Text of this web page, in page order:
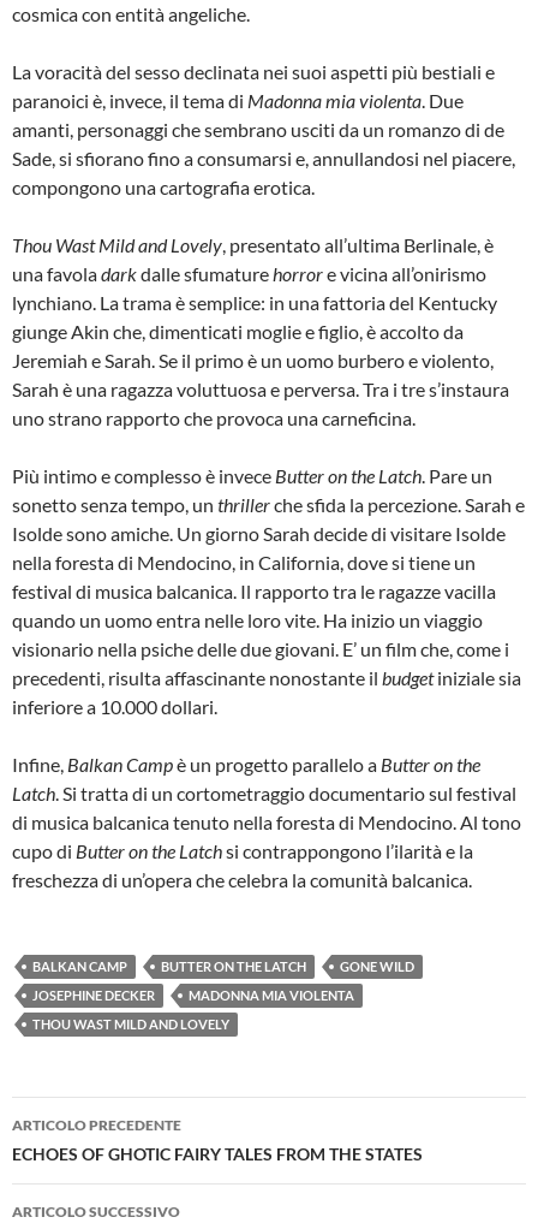
cosmica con entità angeliche.
La voracità del sesso declinata nei suoi aspetti più bestiali e
paranoici è, invece, il tema di Madonna mia violenta. Due
amanti, personaggi che sembrano usciti da un romanzo di de
Sade, si sfiorano fino a consumarsi e, annullandosi nel piacere,
compongono una cartografia erotica.
Thou Wast Mild and Lovely, presentato all’ultima Berlinale, è
una favoladarkdalle sfumaturehorrore vicina all’onirismo
lynchiano. La trama è semplice: in una fattoria del Kentucky
giunge Akin che, dimenticati moglie e figlio, è accolto da
Jeremiah e Sarah. Se il primo è un uomo burbero e violento,
Sarah è una ragazza voluttuosa e perversa. Tra i tre s’instaura
uno strano rapporto che provoca una carneficina.
Più intimo e complesso è invece Butter on the Latch. Pare un
sonetto senza tempo, un thrillerche sfida la percezione. Sarah e
Isolde sono amiche. Un giorno Sarah decide di visitare Isolde
nella foresta di Mendocino, in California, dove si tiene un
festival di musica balcanica. Il rapporto tra le ragazze vacilla
quando un uomo entra nelle loro vite. Ha inizio un viaggio
visionario nella psiche delle due giovani. E’ un film che, come i
precedenti, risulta affascinante nonostante il budgetiniziale sia
inferiore a 10.000 dollari.
Infine, Balkan Campè un progetto parallelo a Butter on the
Latch. Si tratta di un cortometraggio documentario sul festival
di musica balcanica tenuto nella foresta di Mendocino. Al tono
cupo di Butter on the Latchsi contrappongono l’ilarità e la
freschezza di un’opera che celebra la comunità balcanica.
BALKAN CAMP BUTTER ON THE LATCH
GONE WILD
JOSEPHINE DECKER
MADONNA MIA VIOLENTA
THOU WAST MILD AND LOVELY
Navigazione
articolo
ARTICOLO PRECEDENTE
ECHOES OF GHOTIC FAIRY TALES FROM THE STATES
ARTICOLO SUCCESSIVO